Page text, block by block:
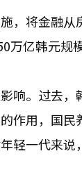
，将金融
亿韩元规
响。过去
作用，国
轻一代来